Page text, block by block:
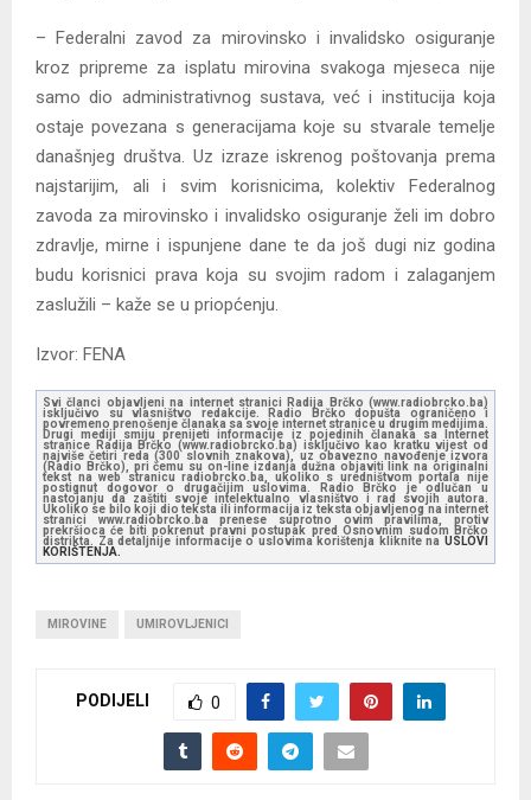
– Federalni zavod za mirovinsko i invalidsko osiguranje
kroz pripreme za isplatu mirovina svakoga mjeseca nije
samo dio administrativnog sustava, već i institucija koja
ostaje povezana s generacijama koje su stvarale temelje
današnjeg društva. Uz izraze iskrenog poštovanja prema
najstarijim, ali i svim korisnicima, kolektiv Federalnog
zavoda za mirovinsko i invalidsko osiguranje želi im dobro
zdravlje, mirne i ispunjene dane te da još dugi niz godina
budu korisnici prava koja su svojim radom i zalaganjem
zaslužili – kaže se u priopćenju.
Izvor: FENA
Svi članci objavljeni na internet stranici Radija Brčko (www.radiobrcko.ba)
isključivo su vlasništvo redakcije. Radio Brčko dopušta ograničeno i
povremeno prenošenje članaka sa svoje internet stranice u drugim medijima.
Drugi mediji smiju prenijeti informacije iz pojedinih članaka sa Internet
stranice Radija Brčko (www.radiobrcko.ba) isključivo kao kratku vijest od
najviše četiri reda (300 slovnih znakova), uz obavezno navođenje izvora
(Radio Brčko), pri čemu su on-line izdanja dužna objaviti link na originalni
tekst na web stranicu radiobrcko.ba, ukoliko s uredništvom portala nije
postignut dogovor o drugačijim uslovima. Radio Brčko je odlučan u
nastojanju da zaštiti svoje intelektualno vlasništvo i rad svojih autora.
Ukoliko se bilo koji dio teksta ili informacija iz teksta objavljenog na internet
stranici www.radiobrcko.ba prenese suprotno ovim pravilima, protiv
prekršioca će biti pokrenut pravni postupak pred Osnovnim sudom Brčko
distrikta. Za detaljnije informacije o uslovima korištenja kliknite na USLOVI
KORIŠTENJA.
MIROVINE UMIROVLJENICI
PODIJELI 0